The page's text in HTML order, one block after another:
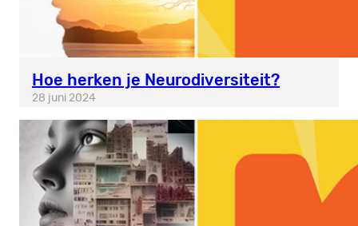
Hoe herken je Neurodiversiteit?
28 juni 2024